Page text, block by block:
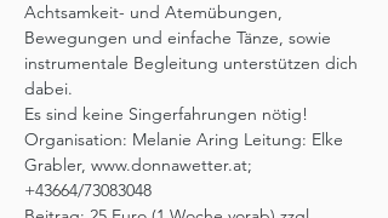
Achtsamkeit- und Atemübungen,
Bewegungen und einfache Tänze, sowie
instrumentale Begleitung unterstützen dich
dabei.
Organisation: Melanie Aring Leitung: Elke
Grabler, www.donnawetter.at;